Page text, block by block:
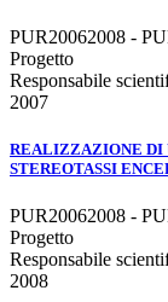
PUR20062008 -
Progetto
Responsabile
2007
REALIZZAZIONE DI
STEREOTASSI
PUR20062008 -
Progetto
Responsabile
2008